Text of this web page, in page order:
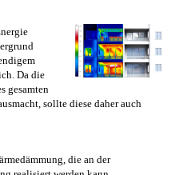
Da die
gesamten
sollte diese daher auch
die an der